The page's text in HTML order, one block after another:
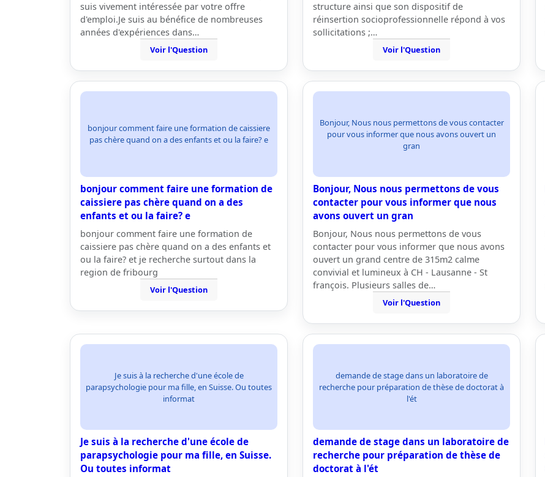
suis vivement intéressée par votre offre
d'emploi.Je suis au bénéfice de nombreuses
années d'expériences dans…
Voir l'Question
structure ainsi que son dispositif de
réinsertion socioprofessionnelle répond à vos
sollicitations ;…
Voir l'Question
bonjour comment faire une formation de caissiere
pas chère quand on a des enfants et ou la faire? e
bonjour comment faire une formation de
caissiere pas chère quand on a des
enfants et ou la faire? e
bonjour comment faire une formation de
caissiere pas chère quand on a des enfants et
ou la faire? et je recherche surtout dans la
region de fribourg
Voir l'Question
Bonjour, Nous nous permettons de vous contacter
pour vous informer que nous avons ouvert un
gran
Bonjour, Nous nous permettons de vous
contacter pour vous informer que nous
avons ouvert un gran
Bonjour, Nous nous permettons de vous
contacter pour vous informer que nous avons
ouvert un grand centre de 315m2 calme
convivial et lumineux à CH - Lausanne - St
françois. Plusieurs salles de…
Voir l'Question
Je suis à la recherche d'une école de
parapsychologie pour ma fille, en Suisse. Ou toutes
informat
Je suis à la recherche d'une école de
parapsychologie pour ma fille, en Suisse.
Ou toutes informat
demande de stage dans un laboratoire de
recherche pour préparation de thèse de doctorat à
l'ét
demande de stage dans un laboratoire de
recherche pour préparation de thèse de
doctorat à l'ét